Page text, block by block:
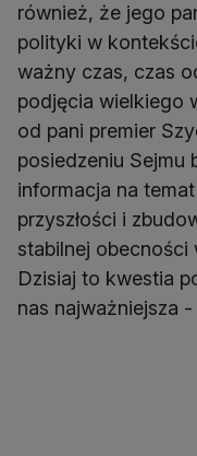
również, że jego
polityki w
ważny czas, czas
podjęcia wielkiego
od pani premier
posiedzeniu Sejmu
informacja na
przyszłości i
stabilnej obecności
Dzisiaj to kwestia
nas najważniejsza -